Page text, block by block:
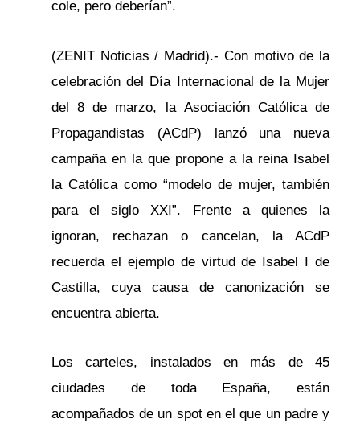
cole, pero deberían”.
(ZENIT Noticias / Madrid).- Con motivo de la
celebración del Día Internacional de la Mujer
del 8 de marzo, la Asociación Católica de
Propagandistas (ACdP) lanzó una nueva
campaña en la que propone a la reina Isabel
la Católica como “modelo de mujer, también
para el siglo XXI”. Frente a quienes la
ignoran, rechazan o cancelan, la ACdP
recuerda el ejemplo de virtud de Isabel I de
Castilla, cuya causa de canonización se
encuentra abierta.
Los carteles, instalados en más de 45
ciudades de toda España, están
acompañados de un spot en el que un padre y